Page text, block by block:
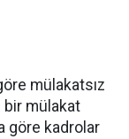
mülakatsız
bir mülakat
göre kadrolar